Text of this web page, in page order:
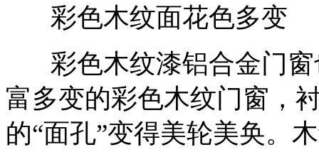
彩色木纹面花色多变
彩色木纹漆铝合金门窗
富多变的彩色木纹门窗，
的“面孔”变得美轮美奂。